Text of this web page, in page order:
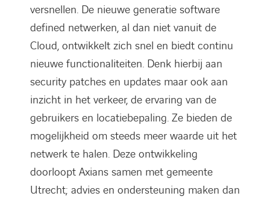
versnellen. De nieuwe generatie software
defined netwerken, al dan niet vanuit de
Cloud, ontwikkelt zich snel en biedt continu
nieuwe functionaliteiten. Denk hierbij aan
security patches en updates maar ook aan
inzicht in het verkeer, de ervaring van de
gebruikers en locatiebepaling. Ze bieden de
mogelijkheid om steeds meer waarde uit het
netwerk te halen. Deze ontwikkeling
doorloopt Axians samen met gemeente
Utrecht; advies en ondersteuning maken dan